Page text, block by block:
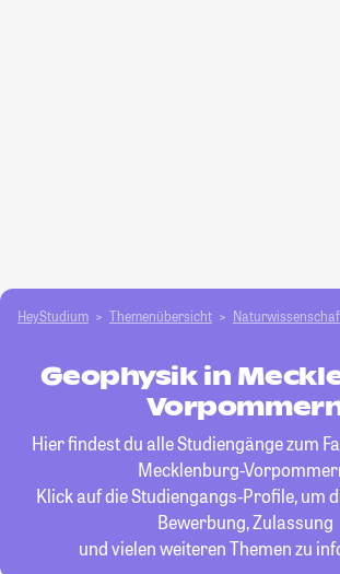
HeyStudium Themenübersicht
Geophysik in
Hier findest du alle Studiengänge zum
Mecklenburg-
Klick auf die Studiengangs-Profile, um
Bewerbung, Zulassung
und vielen weiteren Themen zu